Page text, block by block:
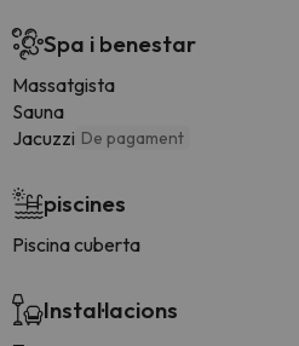
Spa i benestar
Massatgista
Sauna
Jacuzzi De pagament
piscines
Piscina cuberta
Instal·lacions